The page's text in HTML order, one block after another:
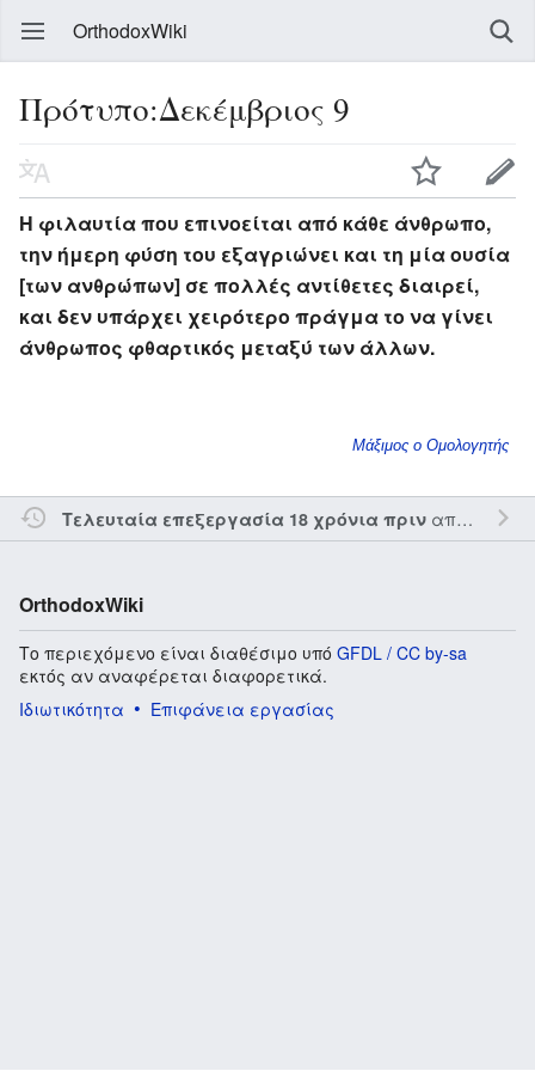
OrthodoxWiki
Πρότυπο:Δεκέμβριος 9
Η φιλαυτία που επινοείται από κάθε άνθρωπο,
την ήμερη φύση του εξαγριώνει και τη μία ουσία
[των ανθρώπων] σε πολλές αντίθετες διαιρεί,
και δεν υπάρχει χειρότερο πράγμα το να γίνει
άνθρωπος φθαρτικός μεταξύ των άλλων.
Μάξιμος ο Ομολογητής
Τελευταία επεξεργασία 18 χρόνια πριναπό τον την
OrthodoxWiki
Το περιεχόμενο είναι διαθέσιμο υπό GFDL / CC by-sa
εκτός αν αναφέρεται διαφορετικά.
Ιδιωτικότητα
Επιφάνεια εργασίας